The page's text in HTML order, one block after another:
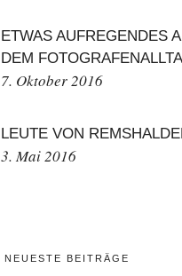
ETWAS AUFREGENDES
DEM
7. Oktober 2016
LEUTE VON
3. Mai 2016
NEUESTE BEITRÄGE